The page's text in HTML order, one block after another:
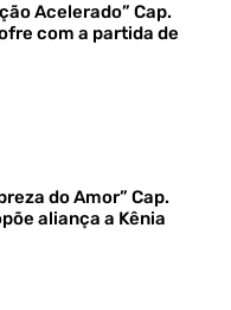
Acelerado” Cap.
com a partida de
do Amor” Cap.
aliança a Kênia